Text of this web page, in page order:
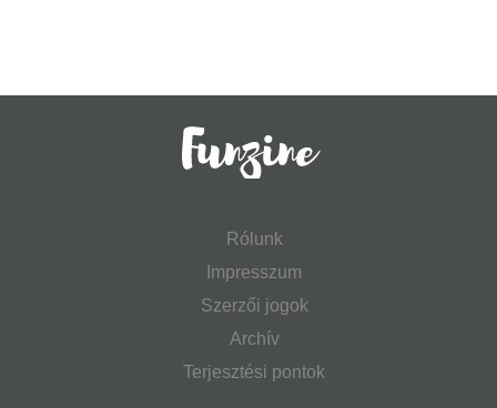
Rólunk
Impresszum
Szerzői jogok
Archív
Terjesztési pontok